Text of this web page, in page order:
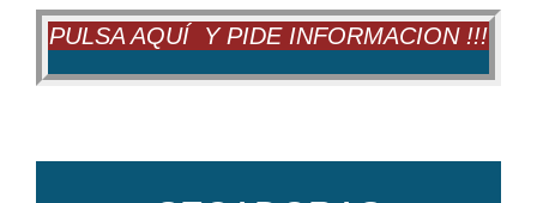
PULSA AQUÍ Y PIDE INFORMACION !!!